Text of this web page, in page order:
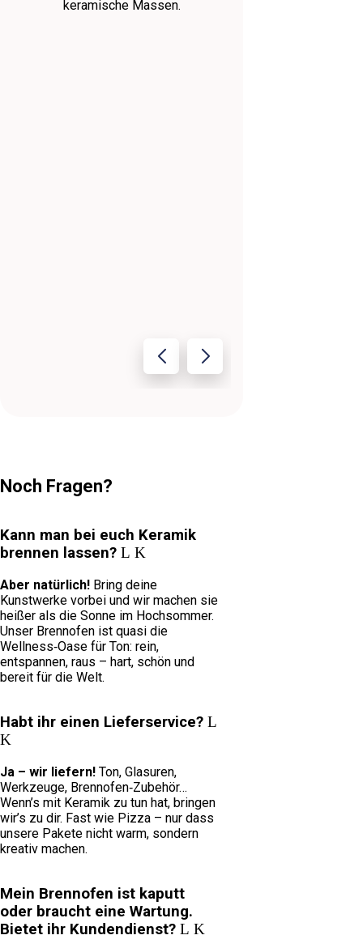
keramische Massen.
Noch Fragen?
Kann man bei euch Keramik
brennen lassen?
Aber natürlich! Bring deine
Kunstwerke vorbei und wir machen sie
heißer als die Sonne im Hochsommer.
Unser Brennofen ist quasi die
Wellness‑Oase für Ton: rein,
entspannen, raus – hart, schön und
bereit für die Welt.
Habt ihr einen Lieferservice?
Ja – wir liefern! Ton, Glasuren,
Werkzeuge, Brennofen‑Zubehör…
Wenn’s mit Keramik zu tun hat, bringen
wir’s zu dir. Fast wie Pizza – nur dass
unsere Pakete nicht warm, sondern
kreativ machen.
Mein Brennofen ist kaputt
oder braucht eine Wartung.
Bietet ihr Kundendienst?